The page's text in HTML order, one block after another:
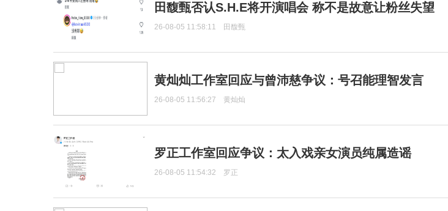
田馥甄否认S.H.E将开演唱会 称不是故意让粉丝失望
26-08-05 11:58:11 田馥甄
黄灿灿工作室回应与曾沛慈争议：号召能理智发言
26-08-05 11:56:27 黄灿灿
罗正工作室回应争议：太入戏亲女演员纯属造谣
26-08-05 11:54:32 罗正